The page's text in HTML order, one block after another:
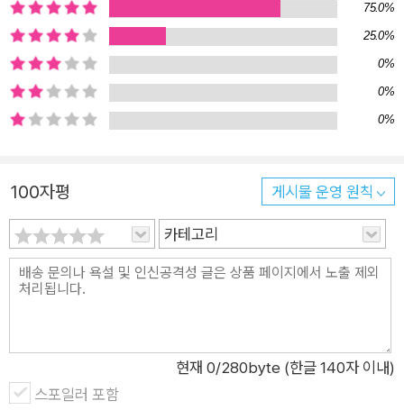
마 아빠가 해결해 줄 수 있는 일이 아니다! 도대체 어떻게 된 거
지? 일기장에 무슨 비밀이 있는 걸까? ◆ 당당하고 적극적이어
서 친구가 많은 걸까? 친구가 많아서 당당하고 적극적인 걸까?
세상에는 남이 잘되는 꼴을 못 보는 애도 있다. 내 짝꿍 민지가 그
렇다. 그렇게 심보가 고약한 아이는 분명 얼굴이 못생겨질 것이
민지, 부모님한테 말고는 예쁘다는 소리를 별로 들어본 적 없는
평범한 아름이. 《일기렐라》는 한창 감수성이 예민한 또래 아이들
의 우정과 다툼과 화해, 그 소소한 일상의 바람과 파도를 실감 나
게 그린 판타지 동화이다. 단짝 친구 민지가 학교의 스타가 되어
아이들의 관심을 독차지할수록 아름이는 그 옆자리가 불편하다.
친구의 실수를 고소해하는 마음도 생긴다. 사실 이건 민지만 그런
게 아니다. 우리들 누구라도 내 옆의 잘나가는 상대 앞에서는 좀
주눅이 들거나 부러운 마음이 들게 마련이니까. 변화에 예민한 자
75.0%
25.0%
0%
0%
0%
100자평 게시물 운영 원칙
카테고리
현재 0/280byte (한글 140자 이내)
스포일러 포함